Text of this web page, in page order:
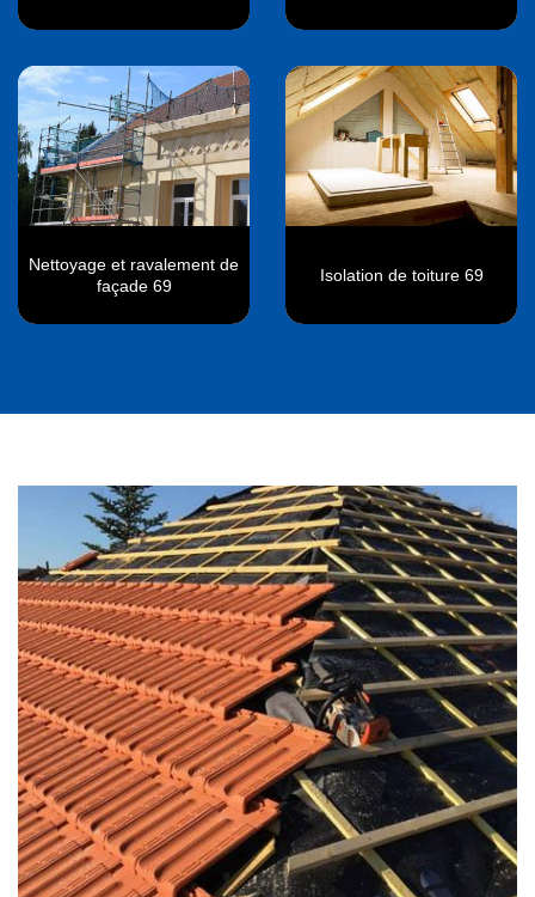
Nettoyage et ravalement de
façade 69
Isolation de toiture 69